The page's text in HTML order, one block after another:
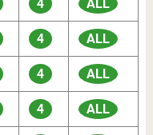
4 ALL
4 ALL
4 ALL
4 ALL